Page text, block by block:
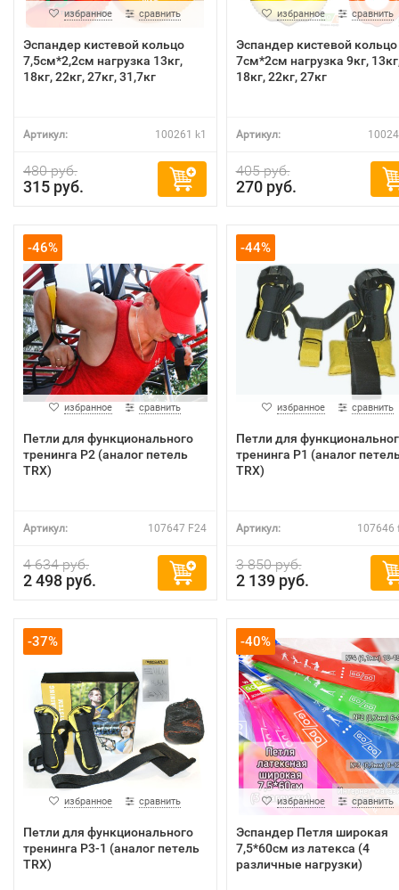
избранное сравнить
Эспандер кистевой кольцо
7,5см*2,2см нагрузка 13кг,
18кг, 22кг, 27кг, 31,7кг
Артикул: 100261 k1
480 руб.
315 руб.
избранное сравнить
Эспандер кистевой кольцо
7см*2см нагрузка 9кг,
18кг, 22кг, 27кг
Артикул:
405 руб.
270 руб.
-46%
избранное сравнить
Петли для функционального
тренинга P2 (аналог петель
TRX)
Артикул: 107647 F24
4 634 руб.
2 498 руб.
-44%
избранное сравнить
Петли для
тренинга P1 (аналог
TRX)
Артикул: 107646
3 850 руб.
2 139 руб.
-37%
избранное сравнить
Петли для функционального
тренинга P3-1 (аналог петель
TRX)
-40%
избранное сравнить
Эспандер Петля широкая
7,5*60см из латекса (4
различные нагрузки)